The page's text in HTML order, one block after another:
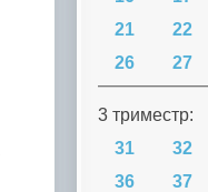
21
22
26
27
3 триместр:
31
32
36
37